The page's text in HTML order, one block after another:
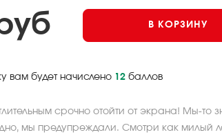
В КОРЗИНУ
вам будет начислено 12 баллов
срочно отойти от экрана! Мы-то
мы предупреждали. Смотри как милый